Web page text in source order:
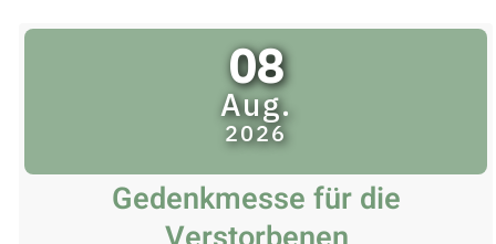
08
Aug.
2026
Gedenkmesse für die